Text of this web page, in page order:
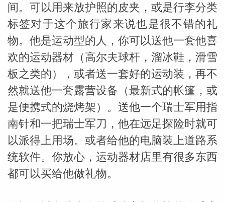
网_苏珊
间。可以用来放护照的皮夹，或是行李分类
标签对于这个旅行家来说也是很不错的礼
物。他是运动型的人，你可以送他一套他喜
欢的运动器材（高尔夫球杆，溜冰鞋，滑雪
板之类的），或者送一套好的运动装，再不
然就送他一套露营设备（最新式的帐篷，或
是便携式的烧烤架）。送他一个瑞士军用指
南针和一把瑞士军刀，他在远足探险时就可
以派得上用场。或者给他的电脑装上道路系
统软件。你放心，运动器材店里有很多东西
都可以买给他做礼物。